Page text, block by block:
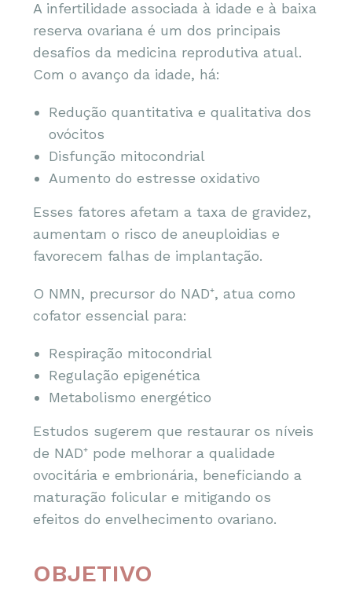
A infertilidade associada à idade e à baixa
reserva ovariana é um dos principais
desafios da medicina reprodutiva atual.
Com o avanço da idade, há:
Redução quantitativa e qualitativa dos
ovócitos
Disfunção mitocondrial
Aumento do estresse oxidativo
Esses fatores afetam a taxa de gravidez,
aumentam o risco de aneuploidias e
favorecem falhas de implantação.
O NMN, precursor do NAD⁺, atua como
cofator essencial para:
Respiração mitocondrial
Regulação epigenética
Metabolismo energético
Estudos sugerem que restaurar os níveis
de NAD⁺ pode melhorar a qualidade
ovocitária e embrionária, beneficiando a
maturação folicular e mitigando os
efeitos do envelhecimento ovariano.
OBJETIVO